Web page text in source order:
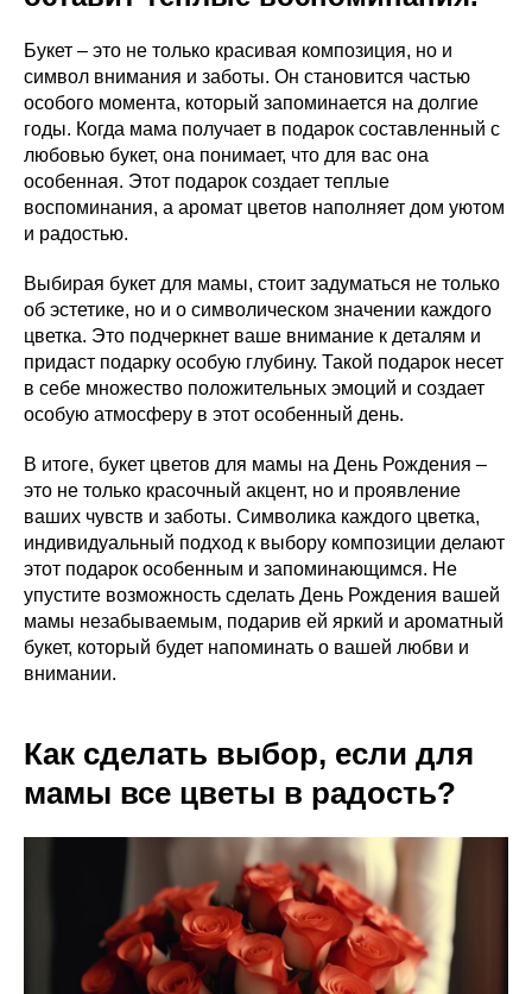
Букет – это не только красивая композиция, но и
символ внимания и заботы. Он становится частью
особого момента, который запоминается на долгие
годы. Когда мама получает в подарок составленный с
любовью букет, она понимает, что для вас она
особенная. Этот подарок создает теплые
воспоминания, а аромат цветов наполняет дом уютом
и радостью.
Выбирая букет для мамы, стоит задуматься не только
об эстетике, но и о символическом значении каждого
цветка. Это подчеркнет ваше внимание к деталям и
придаст подарку особую глубину. Такой подарок несет
в себе множество положительных эмоций и создает
особую атмосферу в этот особенный день.
В итоге, букет цветов для мамы на День Рождения –
это не только красочный акцент, но и проявление
ваших чувств и заботы. Символика каждого цветка,
индивидуальный подход к выбору композиции делают
этот подарок особенным и запоминающимся. Не
упустите возможность сделать День Рождения вашей
мамы незабываемым, подарив ей яркий и ароматный
букет, который будет напоминать о вашей любви и
внимании.
Как сделать выбор, если для
мамы все цветы в радость?